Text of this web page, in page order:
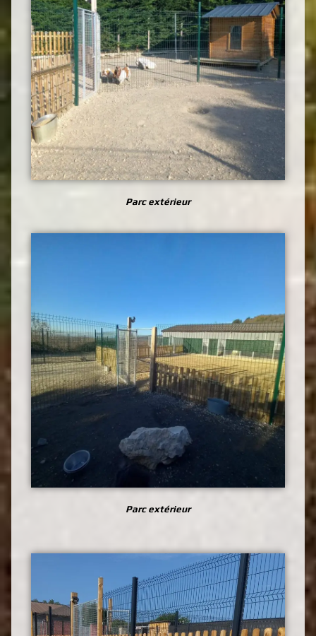
Parc extérieur
Parc extérieur